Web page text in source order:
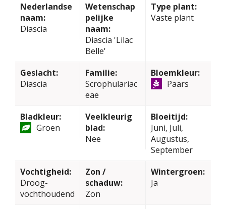
Nederlandse
naam:
Diascia
Wetenschap
pelijke
naam:
Diascia 'Lilac
Belle'
Type plant:
Vaste plant
Geslacht:
Diascia
Familie:
Scrophulariac
eae
Bloemkleur:
Paars
Bladkleur:
Groen
Veelkleurig
blad:
Nee
Bloeitijd:
Juni, Juli,
Augustus,
September
Vochtigheid:
Droog-
vochthoudend
Zon /
schaduw:
Zon
Wintergroen:
Ja